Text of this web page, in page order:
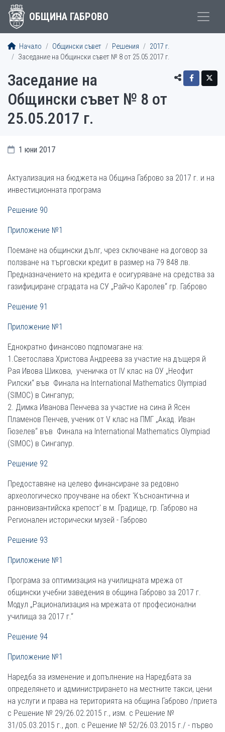
ОБЩИНА ГАБРОВО
Начало Общински съвет Решения
2017 г.
Заседание на Общински съвет № 8 от 25.05.2017 г.
Заседание на
Общински съвет № 8 от
25.05.2017 г.
1 юни 2017
Актуализация на бюджета на Община Габрово за 2017 г. и на
инвестиционната програма
Решение 90
Приложение №1
Поемане на общински дълг, чрез сключване на договор за
ползване на търговски кредит в размер на 79 848 лв.
Предназначението на кредита е осигуряване на средства за
газифициране сградата на СУ „Райчо Каролев“ гр. Габрово
Решение 91
Приложение №1
Еднократно финансово подпомагане на:
1.Светослава Христова Андреева за участие на дъщеря й
Рая Ивова Шикова, ученичка от IV клас на ОУ „Неофит
Рилски“ във Финала на International Mathematics Olympiad
(SIMOC) в Сингапур;
2. Димка Иванова Пенчева за участие на сина й Ясен
Пламенов Пенчев, ученик от V клас на ПМГ „Акад. Иван
Гюзелев“ във Финала на International Mathematics Olympiad
(SIMOC) в Сингапур.
Решение 92
Предоставяне на целево финансиране за редовно
археологическо проучване на обект 'Късноантична и
ранновизантийска крепост' в м. Градище, гр. Габрово на
Регионален исторически музей - Габрово
Решение 93
Приложение №1
Програма за оптимизация на училищната мрежа от
общински учебни заведения в община Габрово за 2017 г.
Модул „Рационализация на мрежата от професионални
училища за 2017 г.“
Решение 94
Приложение №1
Наредба за изменение и допълнение на Наредбата за
определянето и администрирането на местните такси, цени
на услуги и права на територията на община Габрово /приета
с Решение № 29/26.02.2015 г., изм. с Решение №
31/05.03.2015 г., доп. с Решение № 52/26.03.2015 г./ - първо